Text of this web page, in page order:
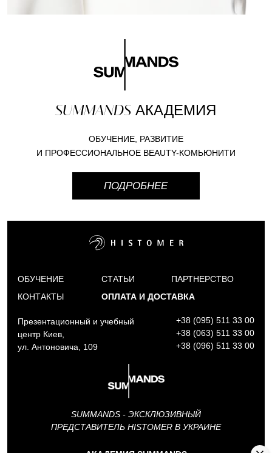
SUMMANDS АКАДЕМИЯ
ОБУЧЕНИЕ, РАЗВИТИЕ
И ПРОФЕССИОНАЛЬНОЕ BEAUTY-КОМЬЮНИТИ
ПОДРОБНЕЕ
ОБУЧЕНИЕ
КОНТАКТЫ
СТАТЬИ
ПАРТНЕРСТВО
ОПЛАТА И ДОСТАВКА
Презентационный и учебный
центр Киев,
ул. Антоновича, 109
+38 (095) 511 33 00
+38 (063) 511 33 00
+38 (096) 511 33 00
SUMMANDS - ЭКСКЛЮЗИВНЫЙ
ПРЕДСТАВИТЕЛЬ HISTOMER В УКРАИНЕ